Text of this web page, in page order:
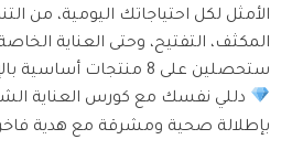
الأمثل لكل احتياجاتك اليومية، من
المكثف، التفتيح، وحتى العناية
ستحصلين على 8 منتجات أساسية بالإضافة إلى هدية مجانية!
دللي نفسك مع كورس العناية
بإطلالة صحية ومشرقة مع هدية